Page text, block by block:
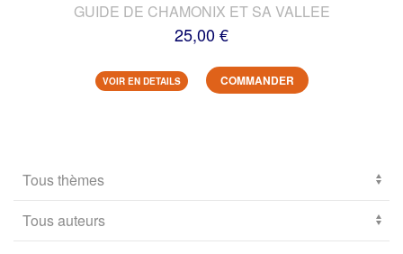
GUIDE DE CHAMONIX ET SA VALLEE
25,00 €
VOIR EN DETAILS COMMANDER